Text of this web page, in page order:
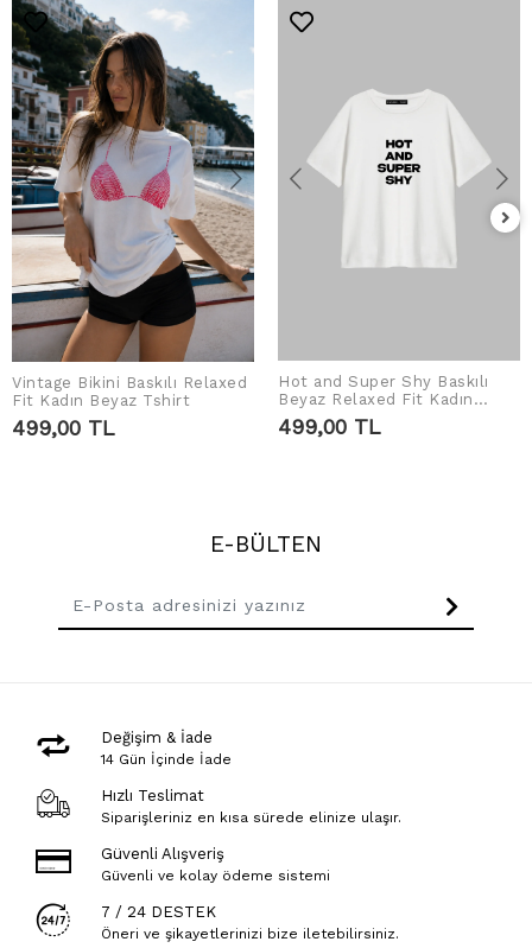
SEPETE EKLE
Vintage Bikini Baskılı Relaxed
Fit Kadın Beyaz Tshirt
499,00 TL
SEPETE EKLE
Hot and Super Shy Baskılı
Beyaz Relaxed Fit Kadın
Tshirt
499,00 TL
E-BÜLTEN
Değişim & İade
14 Gün İçinde İade
Hızlı Teslimat
Siparişleriniz en kısa sürede elinize ulaşır.
Güvenli Alışveriş
Güvenli ve kolay ödeme sistemi
7 / 24 DESTEK
Öneri ve şikayetlerinizi bize iletebilirsiniz.